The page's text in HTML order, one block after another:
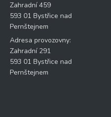
Zahradní 459
593 01 Bystřice nad
Pernštejnem
Adresa provozovny:
Zahradní 291
593 01 Bystřice nad
Pernštejnem